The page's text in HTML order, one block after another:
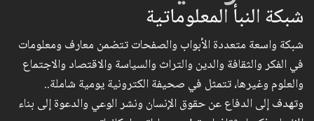
شبكة النبأ المعلوماتية
شبكة واسعة متعددة الأبواب والصفحات تتضمن معارف ومعلومات
في الفكر والثقافة والدين والتراث والسياسة والاقتصاد والاجتماع
والعلوم وغيرها، تتمثل في صحيفة الكترونية يومية شاملة..
وتهدف إلى الدفاع عن حقوق الإنسان ونشر الوعي والدعوة إلى بناء